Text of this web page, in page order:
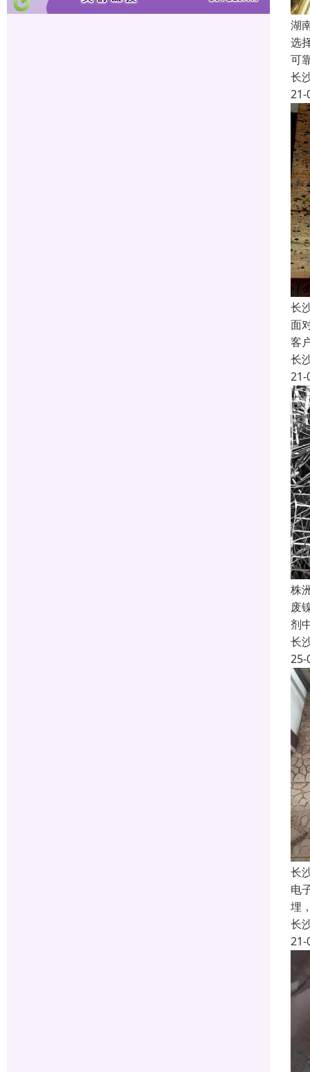
湖
选
可
长
21-
长
面
客
长
21-
株
废
剂
长
25-
长
电
埋
长
21-